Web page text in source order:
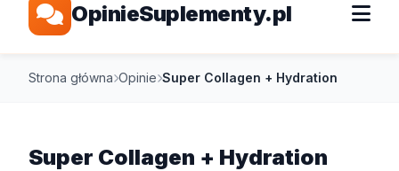
OpinieSuplementy.pl
Strona główna Opinie Super Collagen + Hydration
Super Collagen + Hydration